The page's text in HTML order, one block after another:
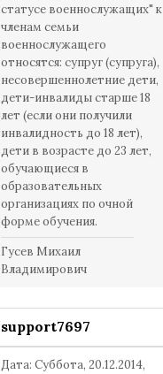
статусе военнослужащих" к
членам семьи
военнослужащего
относятся: супруг (супруга),
несовершеннолетние дети,
дети-инвалиды старше 18
лет (если они получили
инвалидность до 18 лет),
дети в возрасте до 23 лет,
обучающиеся в
образовательных
организациях по очной
форме обучения.
Гусев Михаил
Владимирович
support7697
Дата: Суббота, 20.12.2014,